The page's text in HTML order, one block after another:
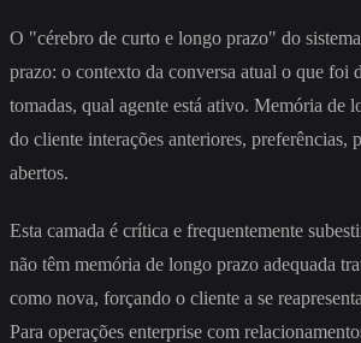
O "cérebro de curto e longo prazo" do
prazo: o contexto da conversa atual o que foi
tomadas, qual agente está ativo. Memória de
do cliente interações anteriores, preferências,
abertos.
Esta camada é crítica e frequentemente
não têm memória de longo prazo adequada
como nova, forçando o cliente a se
Para operações enterprise com